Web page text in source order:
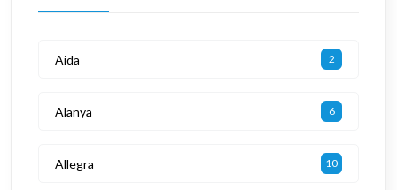
Aida 2
Alanya 6
Allegra 10